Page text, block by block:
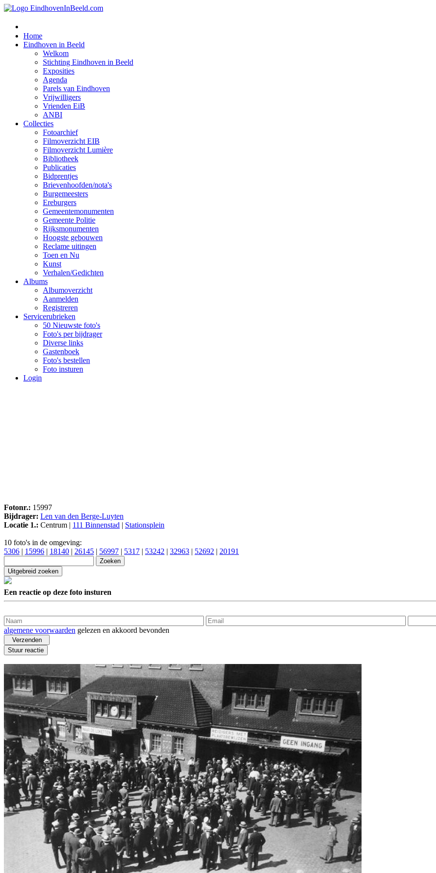
Home
Eindhoven in Beeld
Welkom
Stichting Eindhoven in Beeld
Exposities
Agenda
Parels van Eindhoven
Vrijwilligers
Vrienden EiB
ANBI
Collecties
Fotoarchief
Filmoverzicht EIB
Filmoverzicht Lumière
Bibliotheek
Publicaties
Bidprentjes
Brievenhoofden/nota's
Burgemeesters
Ereburgers
Gemeentemonumenten
Gemeente Politie
Rijksmonumenten
Hoogste gebouwen
Reclame uitingen
Toen en Nu
Kunst
Verhalen/Gedichten
Albums
Albumoverzicht
Aanmelden
Registreren
Servicerubrieken
50 Nieuwste foto's
Foto's per bijdrager
Diverse links
Gastenboek
Foto's bestellen
Foto insturen
Login
Fotonr.: 15997
Bijdrager: Len van den Berge-Luyten
Locatie 1.: Centrum | 111 Binnenstad Stationsplein
10 foto's in de omgeving:
5306
15996 18140 26145 56997 5317 53242 32963 52692 20191
Een reactie op deze foto insturen
algemene voorwaarden gelezen en akkoord bevonden